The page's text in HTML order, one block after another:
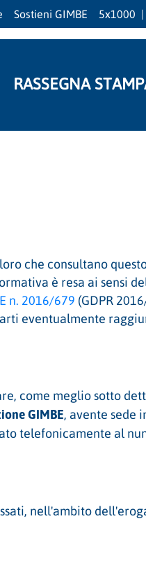
Sostieni GIMBE 5x1000 |
RASSEGNA
che consultano
è resa ai sensi
n. 2016/679 (GDPR
eventualmente
come meglio sotto
GIMBE, avente sede
telefonicamente al
nell'ambito